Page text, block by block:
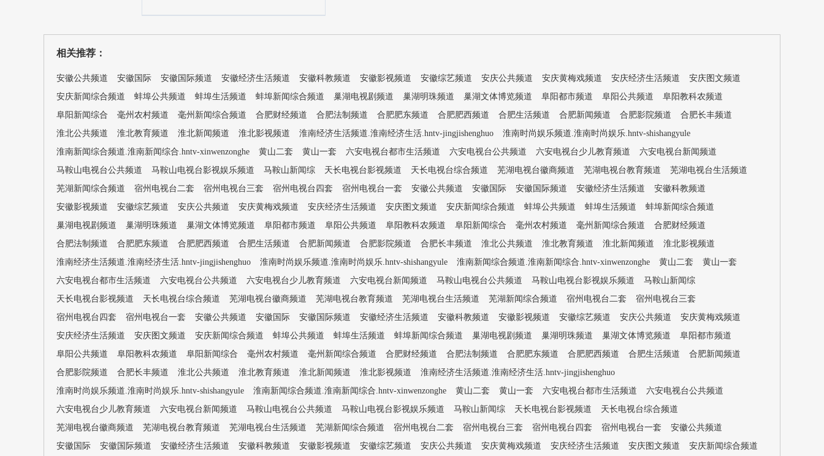
相关推荐：
安徽公共频道 安徽国际 安徽国际频道 安徽经济生活频道 安徽科教频道 安徽影视频道 安徽综艺频道 安庆公共频道 安庆黄梅戏频道 安庆经济生活频道
安庆图文频道
安庆新闻综合频道
蚌埠公共频道 蚌埠生活频道 蚌埠新闻综合频道 巢湖电视剧频道 巢湖明珠频道 巢湖文体博览频道 阜阳都市频道 阜阳公共频道
阜阳教科农频道
阜阳新闻综合
毫州农村频道 毫州新闻综合频道 合肥财经频道 合肥法制频道 合肥肥东频道 合肥肥西频道 合肥生活频道 合肥新闻频道 合肥影院频道
合肥长丰频道
淮北公共频道
淮北教育频道 淮北新闻频道 淮北影视频道 淮南经济生活频道.淮南经济生活.hntv-jingjishenghuo
淮南时尚娱乐频道.淮南时尚娱乐.hntv-shishangyule
淮南新闻综合频道.淮南新闻综合.hntv-xinwenzonghe
黄山二套 黄山一套 六安电视台都市生活频道 六安电视台公共频道 六安电视台少儿教育频道
六安电视台新闻频道
马鞍山电视台公共频道
马鞍山电视台影视娱乐频道 马鞍山新闻综 天长电视台影视频道 天长电视台综合频道 芜湖电视台徽商频道 芜湖电视台教育频道
芜湖电视台生活频道
芜湖新闻综合频道
宿州电视台二套 宿州电视台三套 宿州电视台四套 宿州电视台一套 安徽公共频道 安徽国际 安徽国际频道 安徽经济生活频道
安徽科教频道
安徽影视频道
安徽综艺频道 安庆公共频道 安庆黄梅戏频道 安庆经济生活频道 安庆图文频道 安庆新闻综合频道 蚌埠公共频道 蚌埠生活频道
蚌埠新闻综合频道
巢湖电视剧频道
巢湖明珠频道 巢湖文体博览频道 阜阳都市频道 阜阳公共频道 阜阳教科农频道 阜阳新闻综合 毫州农村频道 毫州新闻综合频道
合肥财经频道
合肥法制频道
合肥肥东频道 合肥肥西频道 合肥生活频道 合肥新闻频道 合肥影院频道 合肥长丰频道 淮北公共频道 淮北教育频道 淮北新闻频道
淮北影视频道
淮南经济生活频道.淮南经济生活.hntv-jingjishenghuo
淮南时尚娱乐频道.淮南时尚娱乐.hntv-shishangyule 淮南新闻综合频道.淮南新闻综合.hntv-xinwenzonghe 黄山二套
黄山一套
六安电视台都市生活频道
六安电视台公共频道 六安电视台少儿教育频道 六安电视台新闻频道 马鞍山电视台公共频道 马鞍山电视台影视娱乐频道
马鞍山新闻综
天长电视台影视频道
天长电视台综合频道 芜湖电视台徽商频道 芜湖电视台教育频道 芜湖电视台生活频道 芜湖新闻综合频道 宿州电视台二套
宿州电视台三套
宿州电视台四套
宿州电视台一套 安徽公共频道 安徽国际 安徽国际频道 安徽经济生活频道 安徽科教频道 安徽影视频道 安徽综艺频道 安庆公共频道
安庆黄梅戏频道
安庆经济生活频道
安庆图文频道 安庆新闻综合频道 蚌埠公共频道 蚌埠生活频道 蚌埠新闻综合频道 巢湖电视剧频道 巢湖明珠频道 巢湖文体博览频道
阜阳都市频道
阜阳公共频道
阜阳教科农频道 阜阳新闻综合 毫州农村频道 毫州新闻综合频道 合肥财经频道 合肥法制频道 合肥肥东频道 合肥肥西频道 合肥生活频道
合肥新闻频道
合肥影院频道
合肥长丰频道 淮北公共频道 淮北教育频道 淮北新闻频道 淮北影视频道
淮南经济生活频道.淮南经济生活.hntv-jingjishenghuo
淮南时尚娱乐频道.淮南时尚娱乐.hntv-shishangyule
淮南新闻综合频道.淮南新闻综合.hntv-xinwenzonghe 黄山二套 黄山一套 六安电视台都市生活频道
六安电视台公共频道
六安电视台少儿教育频道
六安电视台新闻频道 马鞍山电视台公共频道 马鞍山电视台影视娱乐频道 马鞍山新闻综 天长电视台影视频道
天长电视台综合频道
芜湖电视台徽商频道
芜湖电视台教育频道 芜湖电视台生活频道 芜湖新闻综合频道 宿州电视台二套 宿州电视台三套 宿州电视台四套 宿州电视台一套
安徽公共频道
安徽国际
安徽国际频道 安徽经济生活频道 安徽科教频道 安徽影视频道 安徽综艺频道 安庆公共频道 安庆黄梅戏频道 安庆经济生活频道 安庆图文频道
安庆新闻综合频道